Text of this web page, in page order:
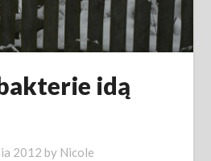
idą
2012 by Nicole